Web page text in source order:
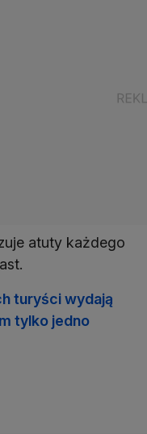
atuty każdego
turyści wydają
tylko jedno